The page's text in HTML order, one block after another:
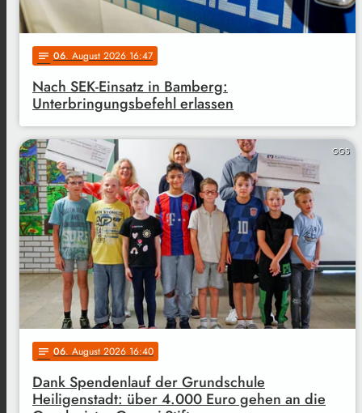
notes 06. August 2026 16:47
Nach SEK-Einsatz in Bamberg:
Unterbringungsbefehl erlassen
GGS
notes 06. August 2026 16:40
Dank Spendenlauf der Grundschule
Heiligenstadt: über 4.000 Euro gehen an die